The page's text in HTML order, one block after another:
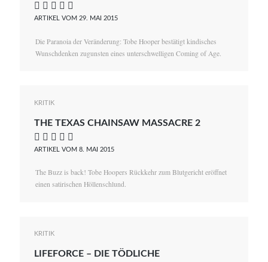
    
ARTIKEL VOM 29. MAI 2015
Die Paranoia der Veränderung: Tobe Hooper bestätigt kindisches
Wunschdenken zugunsten eines unterschwelligen Coming of Age.
KRITIK
THE TEXAS CHAINSAW MASSACRE 2
    
ARTIKEL VOM 8. MAI 2015
The Buzz is back! Tobe Hoopers Rückkehr zum Blutgericht eröffnet
einen satirischen Höllenschlund.
KRITIK
LIFEFORCE – DIE TÖDLICHE